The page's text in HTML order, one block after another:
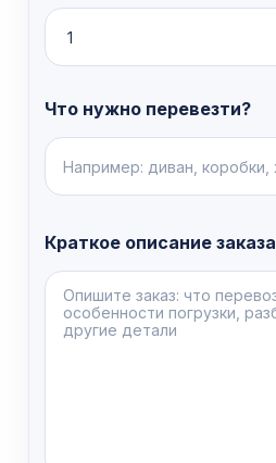
Что нужно перевезти?
Краткое описание заказа